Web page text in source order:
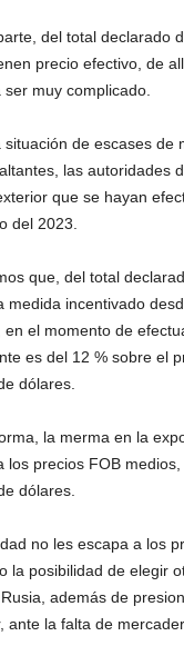
del total declarado
precio efectivo, de
ser muy complicado.
situación de escases de
las autoridades
que se hayan
del 2023.
que, del total
medida incentivado
en el momento de
es del 12 % sobre el
dólares.
la merma en la
los precios FOB
dólares.
no les escapa a los
la posibilidad de elegir
además de
ante la falta de